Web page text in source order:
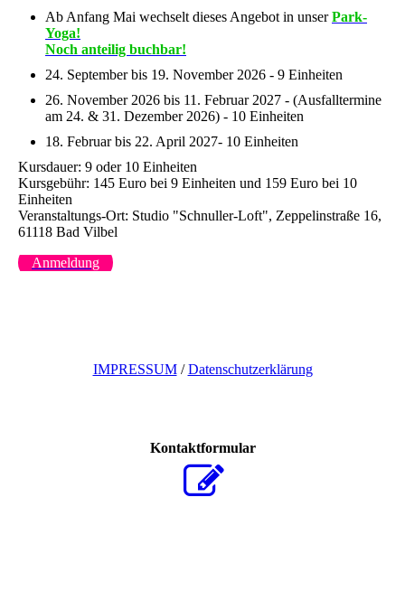
Ab Anfang Mai wechselt dieses Angebot in unserPark-
Yoga!
Noch anteilig buchbar!
24. September bis 19. November 2026 - 9 Einheiten
26. November 2026 bis 11. Februar 2027 - (Ausfalltermine
am 24. & 31. Dezember 2026) - 10 Einheiten
18. Februar bis 22. April 2027- 10 Einheiten
Kursdauer: 9 oder 10 Einheiten
Kursgebühr: 145 Euro bei 9 Einheiten und 159 Euro bei 10
Einheiten
Veranstaltungs-Ort: Studio "Schnuller-Loft", Zeppelinstraße 16,
61118 Bad Vilbel
Anmeldung
IMPRESSUM/Datenschutzerklärung
Kontaktformular